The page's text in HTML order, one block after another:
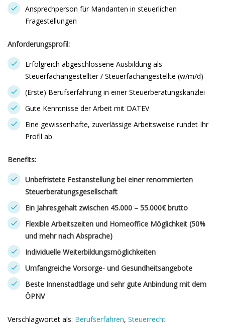
Ansprechperson für Mandanten in steuerlichen
Fragestellungen
Anforderungsprofil:
Erfolgreich abgeschlossene Ausbildung als
Steuerfachangestellter / Steuerfachangestellte (w/m/d)
(Erste) Berufserfahrung in einer Steuerberatungskanzlei
Gute Kenntnisse der Arbeit mit DATEV
Eine gewissenhafte, zuverlässige Arbeitsweise rundet Ihr
Profil ab
Benefits:
Unbefristete Festanstellung bei einer renommierten
Steuerberatungsgesellschaft
Ein Jahresgehalt zwischen 45.000 – 55.000€ brutto
Flexible Arbeitszeiten und Homeoffice Möglichkeit (50%
und mehr nach Absprache)
Individuelle Weiterbildungsmöglichkeiten
Umfangreiche Vorsorge- und Gesundheitsangebote
Beste Innenstadtlage und sehr gute Anbindung mit dem
ÖPNV
Verschlagwortet als: Berufserfahren, Steuerrecht